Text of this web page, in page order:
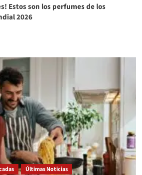
Estos son los perfumes de los
2026
Últimas Noticias